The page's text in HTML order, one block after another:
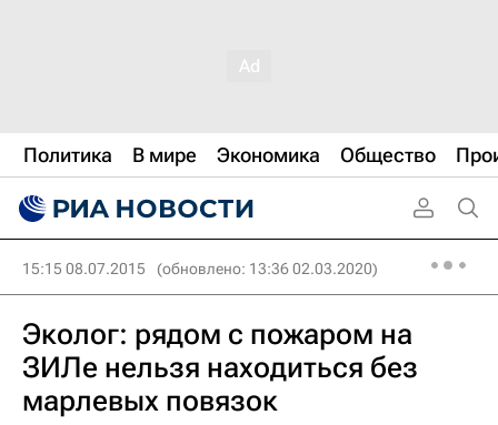
Политика В мире Экономика Общество
15:15 08.07.2015 (обновлено: 13:36 02.03.2020)
Эколог: рядом с пожаром на
ЗИЛе нельзя находиться без
марлевых повязок